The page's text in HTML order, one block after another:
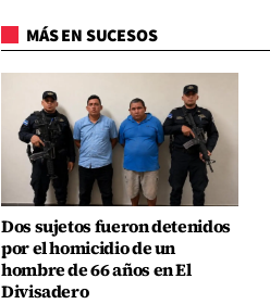
MÁS EN SUCESOS
Dos sujetos fueron detenidos
por el homicidio de un
hombre de 66 años en El
Divisadero